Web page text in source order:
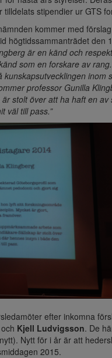
stipendier ur GTS
kommer med
högtidssammanträdet den
är en känd och
som en forskare av
inom
professor Gunilla
stolt över att ha haft en
väl till pass.”
efter inkomna
Kjell Ludvigsson. De
Nytt för i år är att
2015.